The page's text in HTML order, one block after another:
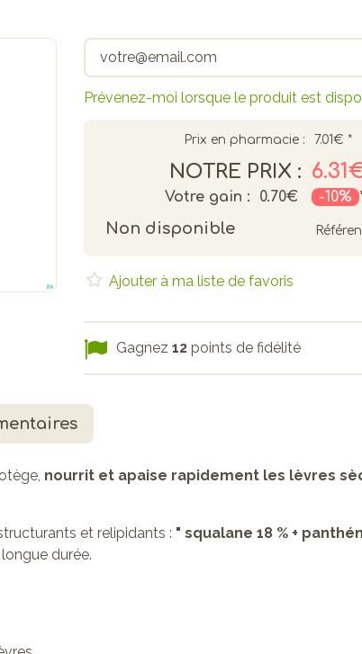
Prix en pharmacie : 7.01€ *
NOTRE PRIX :
Votre gain : 0.70€ -10%
Non disponible
Prévenez-moi lorsque le produit est
Ajouter à ma liste de favoris
Gagnez12 points de fidélité
nourrit et apaise rapidement les lèvres
et relipidants : " squalane 18 % +
durée.